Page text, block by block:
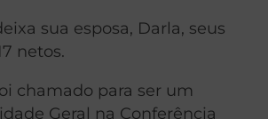
sua esposa, Darla, seus
netos.
chamado para ser um
Geral na Conferência